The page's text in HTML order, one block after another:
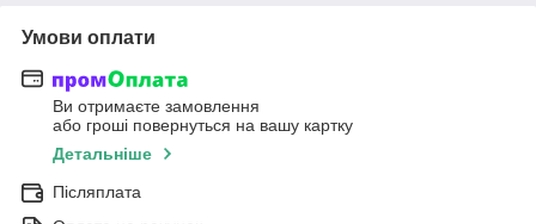
Умови оплати
Ви отримаєте замовлення
або гроші повернуться на вашу картку
Детальніше
Післяплата